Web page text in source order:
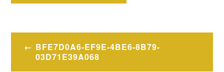
Bericht
navigatie
BFE7D0A6-EF9E-4BE6-8B79-
03D71E39A068